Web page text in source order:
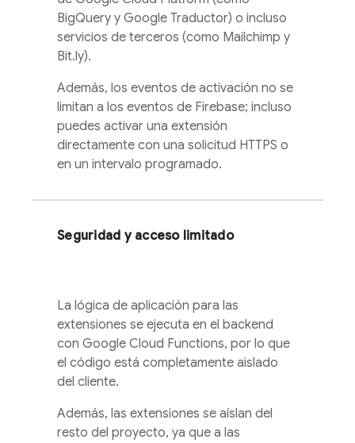
BigQuery y Google Traductor) o incluso
servicios de terceros (como Mailchimp y
Bit.ly).
Además, los eventos de activación no se
limitan a los eventos de Firebase; incluso
puedes activar una extensión
directamente con una solicitud HTTPS o
en un intervalo programado.
Seguridad y acceso limitado
La lógica de aplicación para las
extensiones se ejecuta en el backend
con Google Cloud Functions, por lo que
el código está completamente aislado
del cliente.
Además, las extensiones se aíslan del
resto del proyecto, ya que a las